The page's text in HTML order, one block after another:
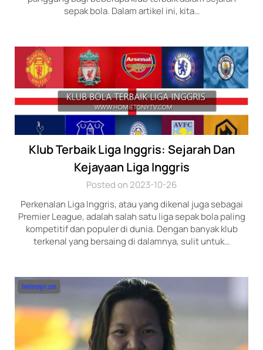
sepak bola. Dalam artikel ini, kita…
Klub Terbaik Liga Inggris: Sejarah Dan
Kejayaan Liga Inggris
Posted on 2023-10-26
Perkenalan Liga Inggris, atau yang dikenal juga sebagai
Premier League, adalah salah satu liga sepak bola paling
kompetitif dan populer di dunia. Dengan banyak klub
terkenal yang bersaing di dalamnya, sulit untuk…